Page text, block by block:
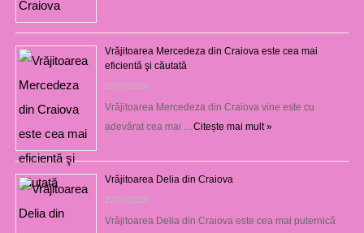
Vrăjitoarea Mercedeza din Craiova este cea mai
eficientă şi căutată
27/07/2026
Vrăjitoarea Mercedeza din Craiova vine este cu
adevărat cea mai … Citește mai mult »
Vrăjitoarea Delia din Craiova
27/07/2026
Vrăjitoarea Delia din Craiova este cea mai puternică